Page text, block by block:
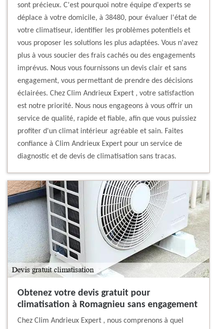
sont précieux. C'est pourquoi notre équipe d'experts se
déplace à votre domicile, à 38480, pour évaluer l'état de
votre climatiseur, identifier les problèmes potentiels et
vous proposer les solutions les plus adaptées. Vous n'avez
plus à vous soucier des frais cachés ou des engagements
imprévus. Nous vous fournissons un devis clair et sans
engagement, vous permettant de prendre des décisions
éclairées. Chez Clim Andrieux Expert , votre satisfaction
est notre priorité. Nous nous engageons à vous offrir un
service de qualité, rapide et fiable, afin que vous puissiez
profiter d'un climat intérieur agréable et sain. Faites
confiance à Clim Andrieux Expert pour un service de
diagnostic et de devis de climatisation sans tracas.
Obtenez votre devis gratuit pour
climatisation à Romagnieu sans engagement
Chez Clim Andrieux Expert , nous comprenons à quel